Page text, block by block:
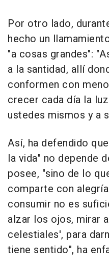
Por otro lado,
hecho un
"a cosas grandes":
a la santidad, allí
conformen con
crecer cada día la
ustedes mismos y a
Así, ha defendido
la vida" no depende
posee, "sino de lo
comparte con
consumir no es
alzar los ojos, mirar
celestiales', para
tiene sentido", ha